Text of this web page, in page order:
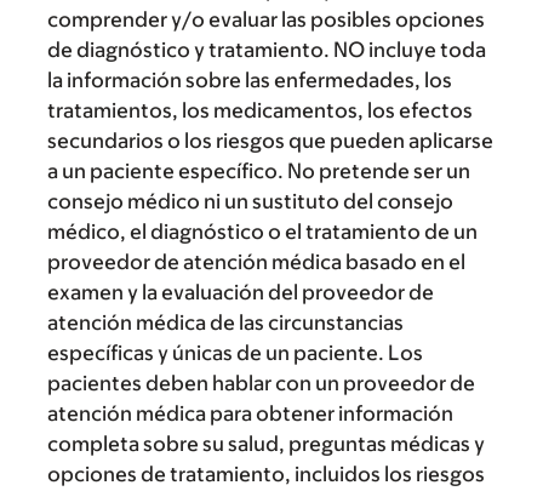
comprender y/o evaluar las posibles opciones
de diagnóstico y tratamiento. NO incluye toda
la información sobre las enfermedades, los
tratamientos, los medicamentos, los efectos
secundarios o los riesgos que pueden aplicarse
a un paciente específico. No pretende ser un
consejo médico ni un sustituto del consejo
médico, el diagnóstico o el tratamiento de un
proveedor de atención médica basado en el
examen y la evaluación del proveedor de
atención médica de las circunstancias
específicas y únicas de un paciente. Los
pacientes deben hablar con un proveedor de
atención médica para obtener información
completa sobre su salud, preguntas médicas y
opciones de tratamiento, incluidos los riesgos